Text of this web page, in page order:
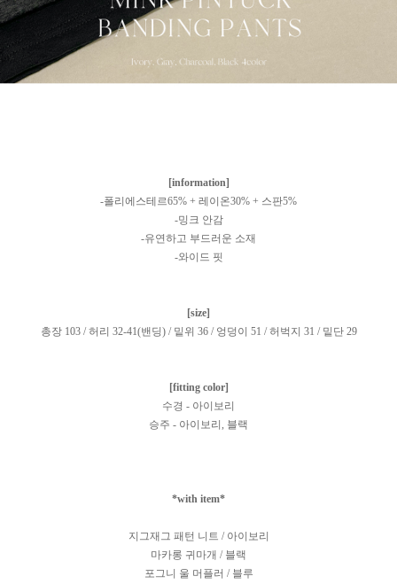
[information]
-폴리에스테르65% + 레이온30% + 스판5%
-밍크 안감
-유연하고 부드러운 소재
-와이드 핏
[size]
총장 103 / 허리 32-41(밴딩) / 밑위 36 / 엉덩이 51 / 허벅지 31 / 밑단 29
[fitting color]
수경 - 아이보리
승주 - 아이보리, 블랙
*with item*
지그재그 패턴 니트 / 아이보리
마카롱 귀마개 / 블랙
포그니 울 머플러 / 블루